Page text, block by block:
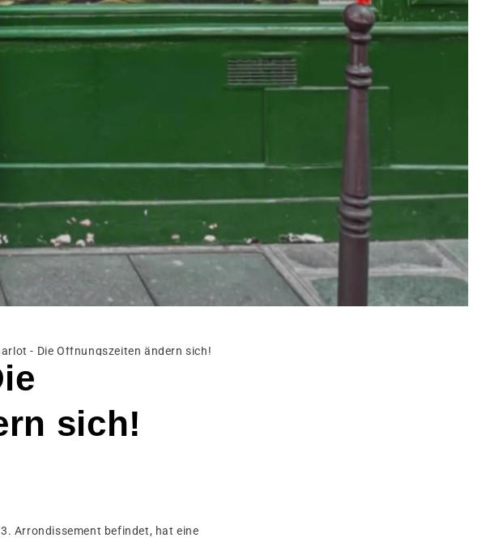
- Die Öffnungszeiten ändern sich!
sich!
Arrondissement befindet, hat eine